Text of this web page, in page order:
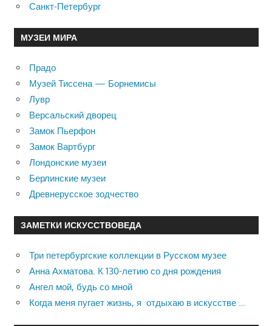
Санкт-Петербург
МУЗЕИ МИРА
Прадо
Музей Тиссена — Борнемисы
Лувр
Версальский дворец
Замок Пьерфон
Замок Вартбург
Лондонские музеи
Берлинские музеи
Древнерусское зодчество
ЗАМЕТКИ ИСКУССТВОВЕДА
Три петербургские коллекции в Русском музее
Анна Ахматова. К 130-летию со дня рождения
Ангел мой, будь со мной
Когда меня пугает жизнь, я отдыхаю в искусстве …